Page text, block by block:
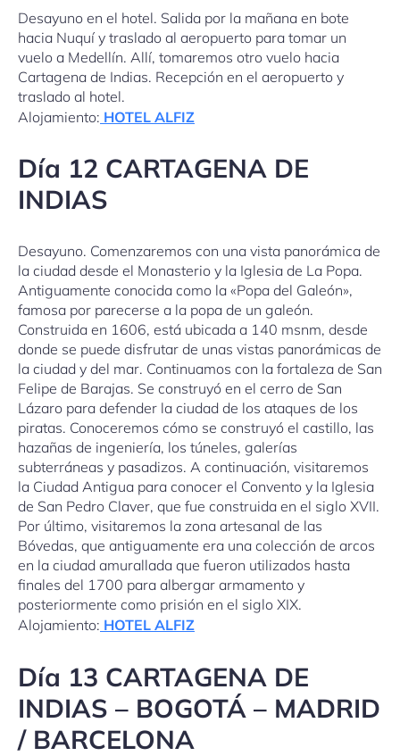
Desayuno en el hotel. Salida por la mañana en bote
hacia Nuquí y traslado al aeropuerto para tomar un
vuelo a Medellín. Allí, tomaremos otro vuelo hacia
Cartagena de Indias. Recepción en el aeropuerto y
traslado al hotel.
Alojamiento: HOTEL ALFIZ
Día 12 CARTAGENA DE
INDIAS
Desayuno. Comenzaremos con una vista panorámica de
la ciudad desde el Monasterio y la Iglesia de La Popa.
Antiguamente conocida como la «Popa del Galeón»,
famosa por parecerse a la popa de un galeón.
Construida en 1606, está ubicada a 140 msnm, desde
donde se puede disfrutar de unas vistas panorámicas de
la ciudad y del mar. Continuamos con la fortaleza de San
Felipe de Barajas. Se construyó en el cerro de San
Lázaro para defender la ciudad de los ataques de los
piratas. Conoceremos cómo se construyó el castillo, las
hazañas de ingeniería, los túneles, galerías
subterráneas y pasadizos. A continuación, visitaremos
la Ciudad Antigua para conocer el Convento y la Iglesia
de San Pedro Claver, que fue construida en el siglo XVII.
Por último, visitaremos la zona artesanal de las
Bóvedas, que antiguamente era una colección de arcos
en la ciudad amurallada que fueron utilizados hasta
finales del 1700 para albergar armamento y
posteriormente como prisión en el siglo XIX.
Alojamiento: HOTEL ALFIZ
Día 13 CARTAGENA DE
INDIAS – BOGOTÁ – MADRID
/ BARCELONA